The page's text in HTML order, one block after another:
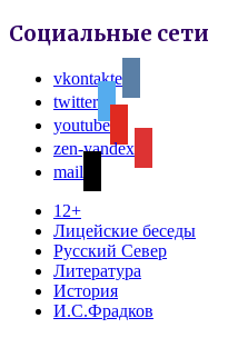
Социальные сети
vkontakte
twitter
youtube
zen-yandex
mail
12+
Лицейские беседы
Русский Север
Литература
История
И.С.Фрадков